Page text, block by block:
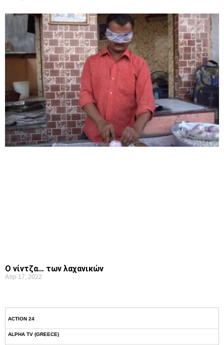
Ο νίντζα… των λαχανικών
Απρ 17, 2022
ACTION 24
ALPHA TV (GREECE)